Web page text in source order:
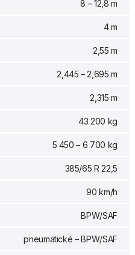
8 – 12,8 m
4 m
2,55 m
2,445 – 2,695 m
2,315 m
43 200 kg
5 450 – 6 700 kg
385/65 R 22,5
90 km/h
BPW/SAF
pneumatické – BPW/SAF